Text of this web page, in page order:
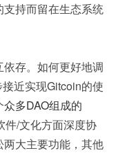
持而留在生态系统
存。如何更好地调
近实现Gitcoin的使
众多DAO组成的
件/文化方面深度协
大主要功能，其他